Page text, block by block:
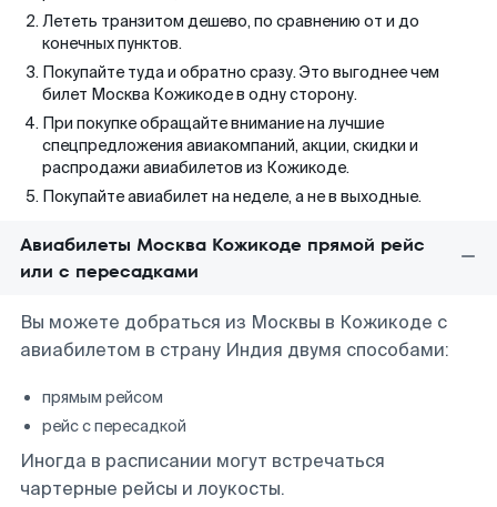
Лететь транзитом дешево, по сравнению от и до
конечных пунктов.
Покупайте туда и обратно сразу. Это выгоднее чем
билет Москва Кожикоде в одну сторону.
При покупке обращайте внимание на лучшие
спецпредложения авиакомпаний, акции, скидки и
распродажи авиабилетов из Кожикоде.
Покупайте авиабилет на неделе, а не в выходные.
Авиабилеты Москва Кожикоде прямой рейс
или с пересадками
Вы можете добраться из Москвы в Кожикоде с
авиабилетом в страну Индия двумя способами:
прямым рейсом
рейс с пересадкой
Иногда в расписании могут встречаться
чартерные рейсы и лоукосты.